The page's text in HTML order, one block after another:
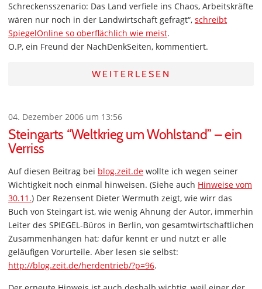
Schreckensszenario: Das Land verfiele ins Chaos, Arbeitskräfte
wären nur noch in der Landwirtschaft gefragt“, schreibt
SpiegelOnline so oberflächlich wie meist.
O.P, ein Freund der NachDenkSeiten, kommentiert.
WEITERLESEN
04. Dezember 2006 um 13:56
Steingarts “Weltkrieg um Wohlstand” – ein
Verriss
Auf diesen Beitrag bei blog.zeit.de wollte ich wegen seiner
Wichtigkeit noch einmal hinweisen. (Siehe auch Hinweise vom
30.11.) Der Rezensent Dieter Wermuth zeigt, wie wirr das
Buch von Steingart ist, wie wenig Ahnung der Autor, immerhin
Leiter des SPIEGEL-Büros in Berlin, von gesamtwirtschaftlichen
Zusammenhängen hat; dafür kennt er und nutzt er alle
geläufigen Vorurteile. Aber lesen sie selbst:
http://blog.zeit.de/herdentrieb/?p=96.